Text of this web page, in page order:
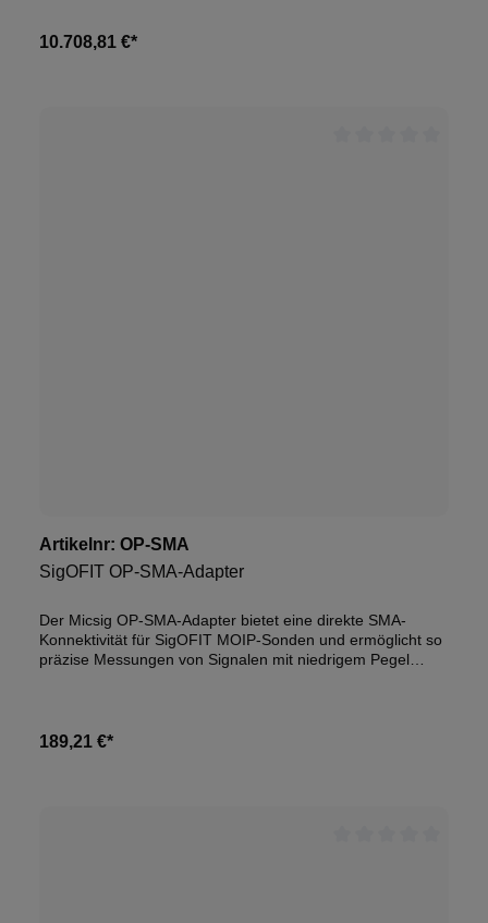
10.708,81 €*
Artikelnr: OP-SMA
SigOFIT OP-SMA-Adapter
Der Micsig OP-SMA-Adapter bietet eine direkte SMA-
Konnektivität für SigOFIT MOIP-Sonden und ermöglicht so
präzise Messungen von Signalen mit niedrigem Pegel
189,21 €*